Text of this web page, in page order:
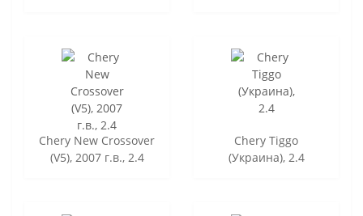
Chery New Crossover
(V5), 2007 г.в., 2.4
Chery Tiggo
(Украина), 2.4